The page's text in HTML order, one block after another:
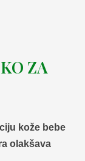
ZA
kože bebe
olakšava